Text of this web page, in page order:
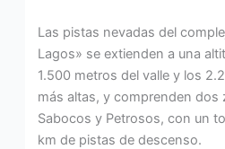
Las pistas nevadas del
Lagos» se extienden a una
1.500 metros del valle y los
más altas, y comprenden dos
Sabocos y Petrosos, con un
km de pistas de descenso.